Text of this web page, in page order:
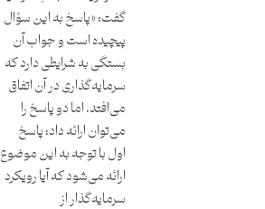
گفت: «پاسخ به این سؤال
پیچیده است و جواب آن
بستگی به شرایطی دارد که
سرمایه‌گذاری در آن اتفاق
می‌افتد، اما دو پاسخ را
می‌توان ارائه داد؛ پاسخ
اول با توجه‌ به این موضوع
ارائه می‌شود که آیا رویکرد
سرمایه‌گذار از